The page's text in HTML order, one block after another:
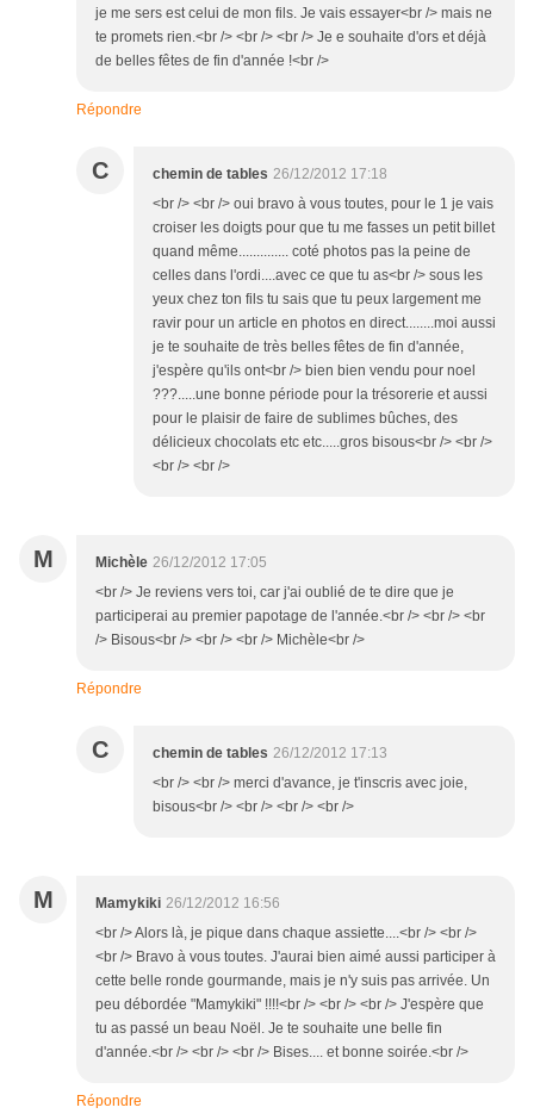
je me sers est celui de mon fils. Je vais essayer<br /> mais ne
te promets rien.<br /> <br /> <br /> Je e souhaite d'ors et déjà
de belles fêtes de fin d'année !<br />
Répondre
C chemin de tables 26/12/2012 17:18
<br /> <br /> oui bravo à vous toutes, pour le 1 je vais
croiser les doigts pour que tu me fasses un petit billet
quand même.............. coté photos pas la peine de
celles dans l'ordi....avec ce que tu as<br /> sous les
yeux chez ton fils tu sais que tu peux largement me
ravir pour un article en photos en direct........moi aussi
je te souhaite de très belles fêtes de fin d'année,
j'espère qu'ils ont<br /> bien bien vendu pour noel
???.....une bonne période pour la trésorerie et aussi
pour le plaisir de faire de sublimes bûches, des
délicieux chocolats etc etc.....gros bisous<br /> <br />
<br /> <br />
M Michèle 26/12/2012 17:05
<br /> Je reviens vers toi, car j'ai oublié de te dire que je
participerai au premier papotage de l'année.<br /> <br /> <br
/> Bisous<br /> <br /> <br /> Michèle<br />
Répondre
C chemin de tables 26/12/2012 17:13
<br /> <br /> merci d'avance, je t'inscris avec joie,
bisous<br /> <br /> <br /> <br />
M Mamykiki 26/12/2012 16:56
<br /> Alors là, je pique dans chaque assiette....<br /> <br />
<br /> Bravo à vous toutes. J'aurai bien aimé aussi participer à
cette belle ronde gourmande, mais je n'y suis pas arrivée. Un
peu débordée "Mamykiki" !!!!<br /> <br /> <br /> J'espère que
tu as passé un beau Noël. Je te souhaite une belle fin
d'année.<br /> <br /> <br /> Bises.... et bonne soirée.<br />
Répondre